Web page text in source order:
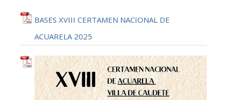
BASES XVIII CERTAMEN NACIONAL DE
ACUARELA 2025